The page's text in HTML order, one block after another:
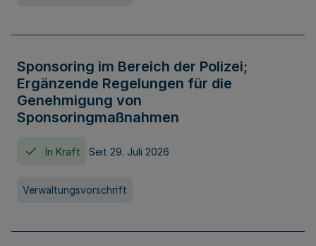
Sponsoring im Bereich der Polizei;
Ergänzende Regelungen für die
Genehmigung von
Sponsoringmaßnahmen
In Kraft Seit 29. Juli 2026
Verwaltungsvorschrift